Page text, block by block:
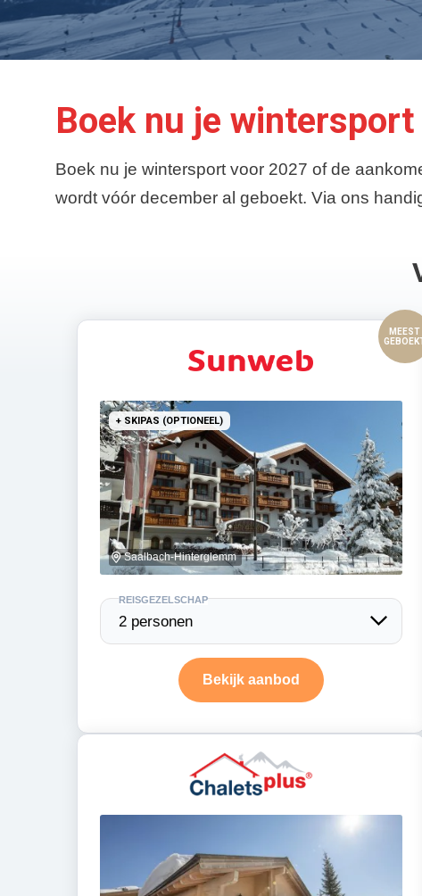
Boek nu je
Boek nu je wintersport voor 2027 of de
wordt vóór december al geboekt. Via ons
MEEST
+ SKIPAS (OPTIONEEL)
Saalbach-Hinterglemm